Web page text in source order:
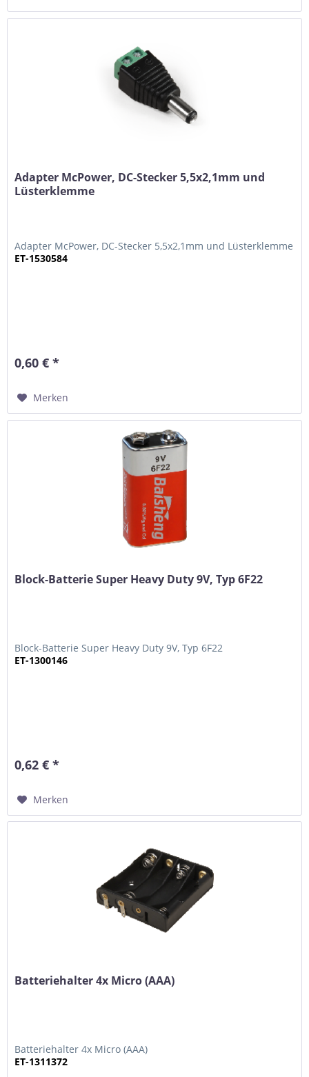
Adapter McPower, DC-Stecker 5,5x2,1mm und
Lüsterklemme
Adapter McPower, DC-Stecker 5,5x2,1mm und Lüsterklemme
ET-1530584
0,60 € *
Merken
Block-Batterie Super Heavy Duty 9V, Typ 6F22
Block-Batterie Super Heavy Duty 9V, Typ 6F22
ET-1300146
0,62 € *
Merken
Batteriehalter 4x Micro (AAA)
Batteriehalter 4x Micro (AAA)
ET-1311372